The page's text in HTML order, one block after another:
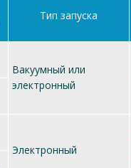
Тип запуска
Вакуумный или
электронный
Электронный